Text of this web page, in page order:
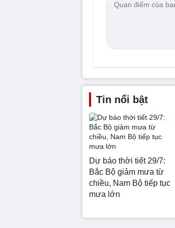
Tin nổi bật
Dự báo thời tiết 29/7:
Bắc Bộ giảm mưa từ
chiều, Nam Bộ tiếp tục
mưa lớn